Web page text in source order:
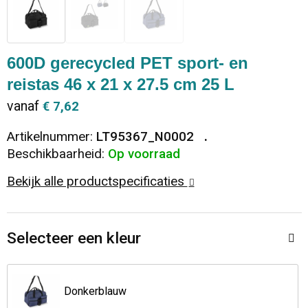
Dekens, Fleecedekens en Kussens
Vesten
T-Shirts
Polo's
Ondergoed en Sokken
Sweaters
Vesten
Caps, Hoeden en Mutsen
Bodywarmers
T-Shirts
Vrije tijd en Strand
Veiligheid, Auto en Fiets
Elektronica, Gadgets en USB
Huis, Tuin en Keuken
Sinterklaas
Koeltassen en Koelboxen
Goodiebags
Golftassen
Duffeltassen
Toilettassen
Laptop hoezen en tassen
600D gerecycled PET sport- en
reistas 46 x 21 x 27.5 cm 25 L
vanaf € 7,62
Artikelnummer: LT95367_N0002
Beschikbaarheid: Op voorraad
Bekijk alle productspecificaties
Selecteer een kleur
Donkerblauw